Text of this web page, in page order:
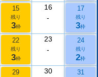
15
残り
3枠
16
-
17
残り
3枠
22
残り
3枠
23
-
24
残り
2枠
29
30
31